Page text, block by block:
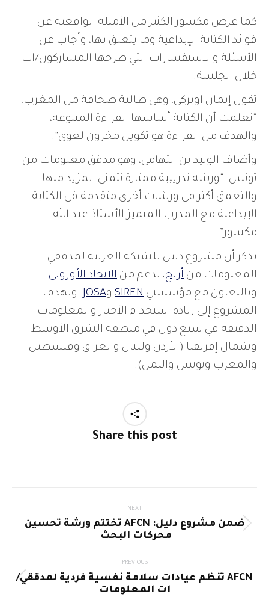
كما عرض مكسور الكثير من الأمثلة الواقعية عن
فوائد الكتابة الإبداعية وما يتعلق بها، وأجاب عن
الأسئلة والاستفسارات التي طرحها المشاركون/ات
خلال الجلسة.
تقول إيمان اوبركي، وهي طالبة صحافة من المغرب،
“تعلمت أن الكتابة أساسها القراءة المتنوعة،
والهدف من القراءة هو تكوين مخرون لغوي”.
وأضاف الوليد بن التهامي، وهو مدقق معلومات من
تونس: “ورشة تدريبية ممتازة نتمنى المزيد منها
والتعمق أكثر في ورشات أخرى متقدمة في الكتابة
الإبداعية مع المدرب المتميز الأستاذ عبد الله
مكسور”.
يذكر أن مشروع دليل للشبكة العربية لمدققي
المعلومات من أريج، بدعم من الاتحاد الأوروبي
وبالتعاون مع مؤسستي SIREN وJOSA. ويهدف
المشروع إلى زيادة استخدام الأخبار والمعلومات
الدقيقة في سبع دول في منطقة الشرق الأوسط
وشمال إفريقيا (الأردن ولبنان والعراق وفلسطين
والمغرب وتونس واليمن).
Share this post
navigation
PREVIOUS
Previous
post:
AFCN تنظم عيادات سلامة نفسية فردية لمدققي/
ات المعلومات
NEXT
Next
post:
ضمن مشروع دليل: AFCN تختتم ورشة تحسين
محركات البحث